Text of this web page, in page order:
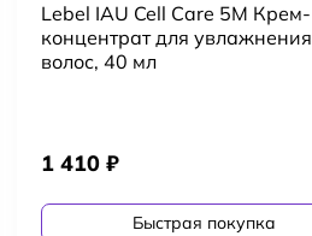
Lebel IAU Cell Care 5M Крем-
концентрат для увлажнения
волос, 40 мл
1 410 ₽
Быстрая покупка